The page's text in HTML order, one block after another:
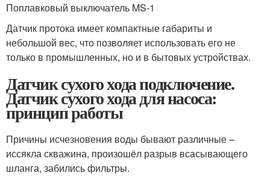
Поплавковый выключатель MS-1
Датчик протока имеет компактные габариты и
небольшой вес, что позволяет использовать его не
только в промышленных, но и в бытовых устройствах.
Датчик сухого хода подключение.
Датчик сухого хода для насоса:
принцип работы
Причины исчезновения воды бывают различные –
иссякла скважина, произошёл разрыв всасывающего
шланга, забились фильтры.